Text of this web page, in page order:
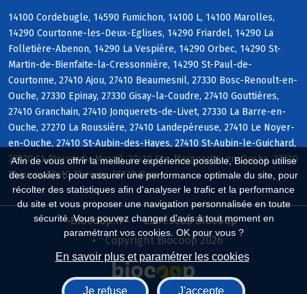
Afin de vous offrir la meilleure expérience possible, Biocoop utilise
des cookies : pour assurer une performance optimale du site, pour
récolter des statistiques afin d'analyser le trafic et la performance
du site et vous proposer une navigation personnalisée en toute
sécurité. Vous pouvez changer d'avis à tout moment en
paramétrant vos cookies. OK pour vous ?
En savoir plus et paramétrer les cookies
Je refuse J'accepte
14100 Cordebugle, 14590 Fumichon, 14100 L, 14100 Marolles,
14290 Courtonne-les-Deux-Eglises, 14290 Friardel, 14290 La
Folletière-Abenon, 14290 La Vespière, 14290 Orbec, 14290 St-
Martin-de-Bienfaite-la-Cressonnière, 14290 St-Paul-de-
Courtonne, 27410 Ajou, 27410 Beaumesnil, 27330 Bosc-Renoult-en-
Ouche, 27330 Epinay, 27330 Gisay-la-Coudre, 27410 Gouttières,
27410 Granchain, 27410 Jonquerets-de-Livet, 27330 La Barre-en-
Ouche, 27270 La Roussière, 27410 Landepéreuse, 27410 Le Noyer-
en-Ouche, 27410 St-Aubin-des-Hayes, 27410 St-Aubin-le-Guichard,
27330 St-Pierre-du-Mesnil, 27410 Ste-Marguerite-en-Ouche, 27330
Thevray, 27410 Thevray, 27170 Barc
Biocoop.fr
Le réseau Biocoop
Copyright Biocoop 2026